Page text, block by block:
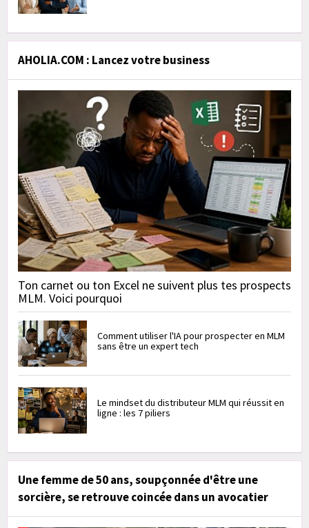
AHOLIA.COM : Lancez votre business
Ton carnet ou ton Excel ne suivent plus tes prospects
MLM. Voici pourquoi
Comment utiliser l'IA pour prospecter en MLM
sans être un expert tech
Le mindset du distributeur MLM qui réussit en
ligne : les 7 piliers
Une femme de 50 ans, soupçonnée d'être une
sorcière, se retrouve coincée dans un avocatier